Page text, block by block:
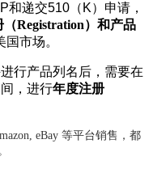
和递交510 （ K）申请，
（Registration）和产品
国市场。
行产品列名后，需要在
，进行年度注册
eBay 等平台销售，都